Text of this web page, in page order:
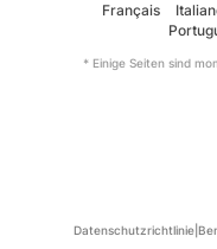
Français
* Einige Seiten sind
Datenschutzrichtlinie